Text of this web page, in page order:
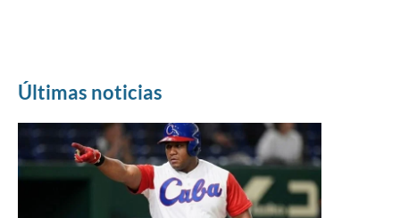
Últimas noticias